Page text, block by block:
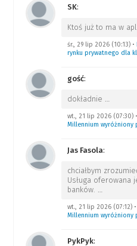
SK:
Ktoś już to ma w
śr., 29 lip 2026 (10:13)•
rynku prywatnego dla
gość:
dokładnie …
wt., 21 lip 2026 (07:30)•
Millennium wyróżniony
Jas Fasola:
chciałbym
Usługa oferowana
banków. …
wt., 21 lip 2026 (07:12)•
Millennium wyróżniony
PykPyk: